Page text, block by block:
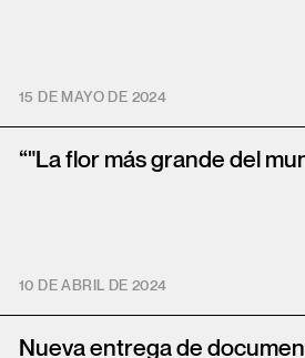
15 DE MAYO DE 2024
“"La flor más grande del
10 DE ABRIL DE 2024
Nueva entrega de